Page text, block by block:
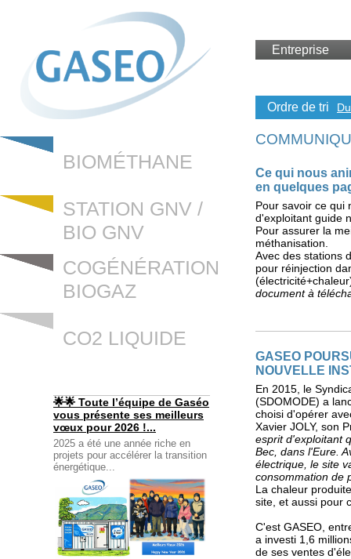
Entreprise
BIOMÉTHANE
STATION GNV /
BIO GNV
COGÉNÉRATION
BIOGAZ
CO2 LIQUIDE
🌟🌟 Toute l’équipe de Gaséo
vous présente ses meilleurs
vœux pour 2026 !...
2025 a été une année riche en
projets pour accélérer la transition
énergétique...
Ordre de tri
Ce qui nous
en quelques
Pour savoir ce qui
d'exploitant guide
Pour assurer la
méthanisation.
Avec des stations
pour réinjection
document à
GASEO
NOUVELLE
En 2015, le
(SDOMODE) a
choisi d'opérer
Xavier JOLY, son
esprit d'exploitant
Bec, dans l'Eure.
électrique, le site
consommation de
La chaleur
site, et aussi pour
C'est GASEO,
a investi 1,6
de ses ventes